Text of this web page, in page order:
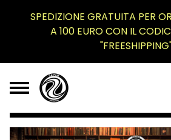
SPEDIZIONE GRATUITA PER
A 100 EURO CON IL